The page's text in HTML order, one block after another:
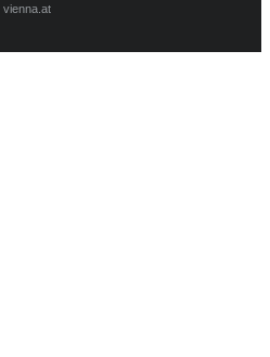
vienna.at